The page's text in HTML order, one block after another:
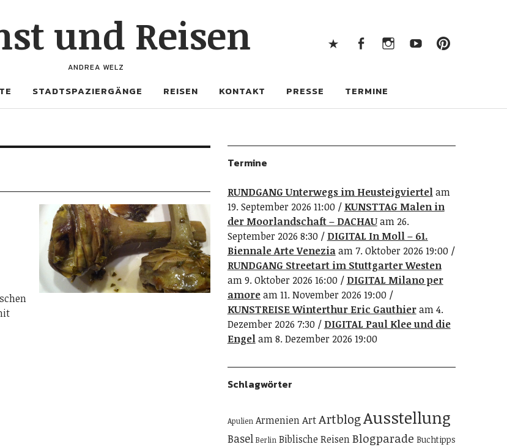
und Reisen
ANDREA WELZ
STADTSPAZIERGÄNGE REISEN KONTAKT PRESSE TERMINE
Termine
RUNDGANG Unterwegs im Heusteigviertelam
19. September 2026 11:00
KUNSTTAG Malen in
der Moorlandschaft – DACHAUam 26.
September 2026 8:30
DIGITAL In Moll – 61.
Biennale Arte Veneziaam 7. Oktober 2026 19:00
RUNDGANG Streetart im Stuttgarter Westen
am 9. Oktober 2026 16:00
DIGITAL Milano per
amoream 11. November 2026 19:00
KUNSTREISE Winterthur Eric Gauthieram 4.
Dezember 2026 7:30
DIGITAL Paul Klee und die
Engelam 8. Dezember 2026 19:00
Schlagwörter
Apulien ArmenienArtArtblogAusstellung
Basel Berlin Biblische ReisenBlogparade Buchtipps